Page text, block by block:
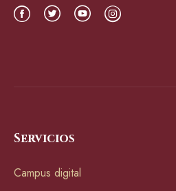
Servicios
Campus digital